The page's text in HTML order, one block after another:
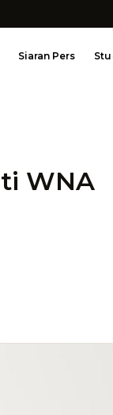
Siaran Pers
WNA